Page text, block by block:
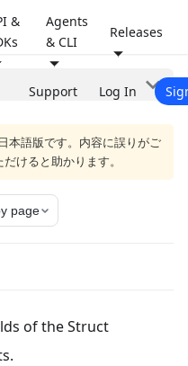
&
Agents
& CLI
Releases
Support Log In
本語版です。内容に誤りがご
けると助かります。
page
of the Struct